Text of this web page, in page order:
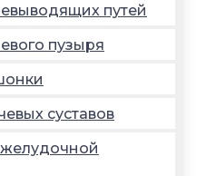
путей
пузыря
суставов